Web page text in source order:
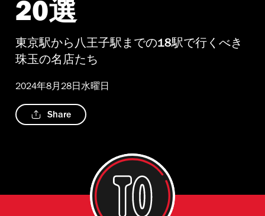
20選
東京駅から八王子駅までの18駅で行くべき
珠玉の名店たち
2024年8月28日水曜日
Share